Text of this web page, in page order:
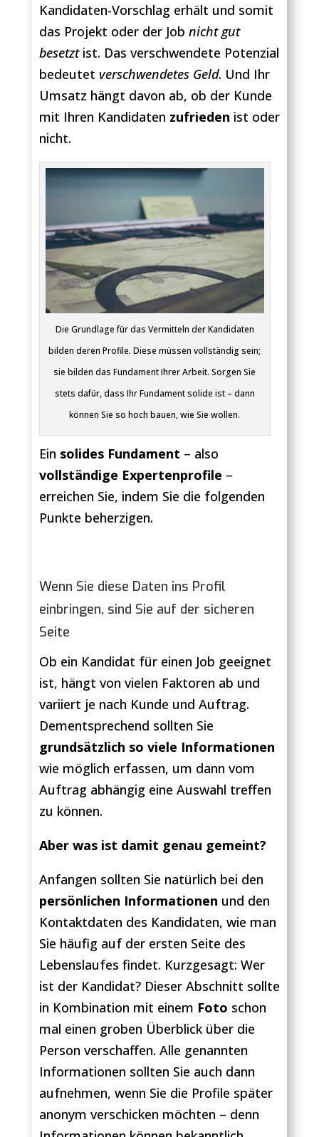
Kandidaten-Vorschlag erhält und somit
das Projekt oder der Job nicht gut
besetztist. Das verschwendete Potenzial
bedeutet verschwendetes Geld. Und Ihr
Umsatz hängt davon ab, ob der Kunde
mit Ihren Kandidaten zufrieden ist oder
nicht.
Die Grundlage für das Vermitteln der Kandidaten
bilden deren Profile. Diese müssen vollständig sein;
sie bilden das Fundament Ihrer Arbeit. Sorgen Sie
stets dafür, dass Ihr Fundament solide ist – dann
können Sie so hoch bauen, wie Sie wollen.
Ein solides Fundament – also
vollständige Expertenprofile –
erreichen Sie, indem Sie die folgenden
Punkte beherzigen.
Wenn Sie diese Daten ins Profil
einbringen, sind Sie auf der sicheren
Seite
Ob ein Kandidat für einen Job geeignet
ist, hängt von vielen Faktoren ab und
variiert je nach Kunde und Auftrag.
Dementsprechend sollten Sie
grundsätzlich so viele Informationen
wie möglich erfassen, um dann vom
Auftrag abhängig eine Auswahl treffen
zu können.
Aber was ist damit genau gemeint?
Anfangen sollten Sie natürlich bei den
persönlichen Informationen und den
Kontaktdaten des Kandidaten, wie man
Sie häufig auf der ersten Seite des
Lebenslaufes findet. Kurzgesagt: Wer
ist der Kandidat? Dieser Abschnitt sollte
in Kombination mit einem Foto schon
mal einen groben Überblick über die
Person verschaffen. Alle genannten
Informationen sollten Sie auch dann
aufnehmen, wenn Sie die Profile später
anonym verschicken möchten – denn